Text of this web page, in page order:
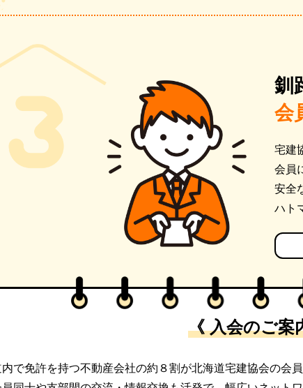
釧
会
宅建
会員
安全
ハト
《 入会のご案
で免許を持つ不動産会社の約８割が北海道宅建協会の会員